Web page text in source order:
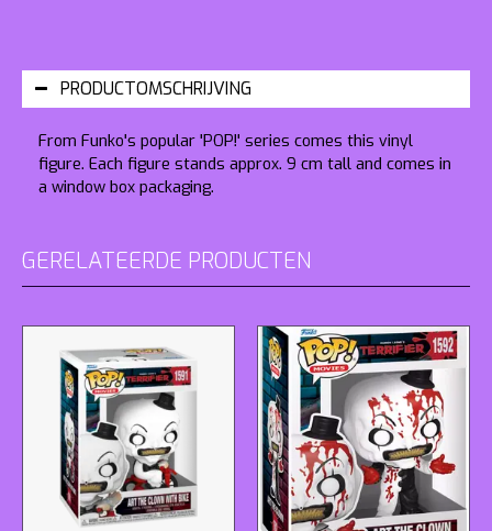
PRODUCTOMSCHRIJVING
From Funko's popular 'POP!' series comes this vinyl
figure. Each figure stands approx. 9 cm tall and comes in
a window box packaging.
GERELATEERDE PRODUCTEN